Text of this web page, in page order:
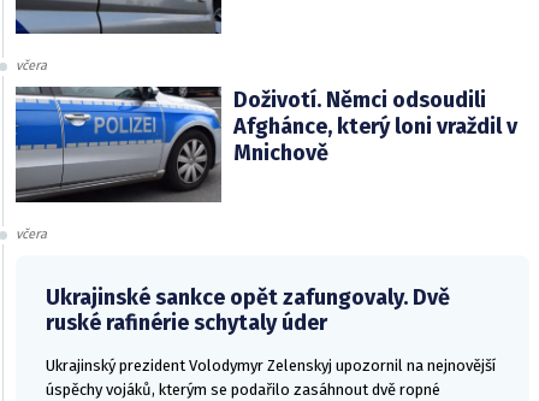
včera
Doživotí. Němci odsoudili
Afghánce, který loni vraždil v
Mnichově
včera
Ukrajinské sankce opět zafungovaly. Dvě
ruské rafinérie schytaly úder
Ukrajinský prezident Volodymyr Zelenskyj upozornil na nejnovější
úspěchy vojáků, kterým se podařilo zasáhnout dvě ropné